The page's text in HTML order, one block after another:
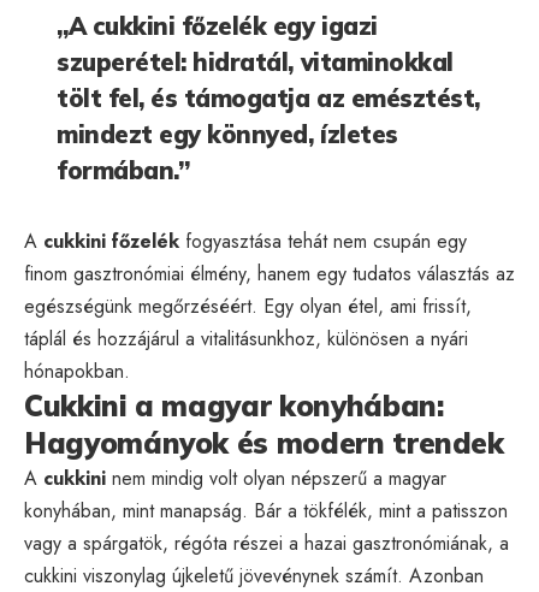
„A cukkini főzelék egy igazi
szuperétel: hidratál, vitaminokkal
tölt fel, és támogatja az emésztést,
mindezt egy könnyed, ízletes
formában.”
A cukkini főzelék fogyasztása tehát nem csupán egy
finom gasztronómiai élmény, hanem egy tudatos választás az
egészségünk megőrzéséért. Egy olyan étel, ami frissít,
táplál és hozzájárul a vitalitásunkhoz, különösen a nyári
hónapokban.
Cukkini a magyar konyhában:
Hagyományok és modern trendek
A cukkini nem mindig volt olyan népszerű a magyar
konyhában, mint manapság. Bár a tökfélék, mint a patisszon
vagy a spárgatök, régóta részei a hazai gasztronómiának, a
cukkini viszonylag újkeletű jövevénynek számít. Azonban